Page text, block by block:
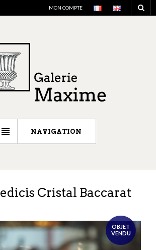
MON COMPTE
NAVIGATION
Cristal Baccarat
OBJET
VENDU